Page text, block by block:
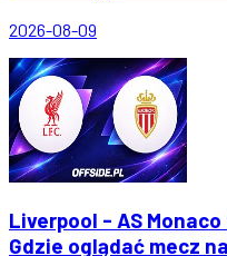
2026-08-09
Liverpool - AS
Gdzie oglądać mecz